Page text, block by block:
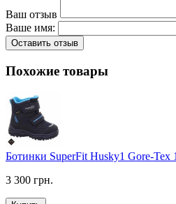
Ваш отзыв
Ваше имя:
Оставить отзыв
Похожие товары
Ботинки SuperFit Husky1 Gore-Tex
3 300 грн.